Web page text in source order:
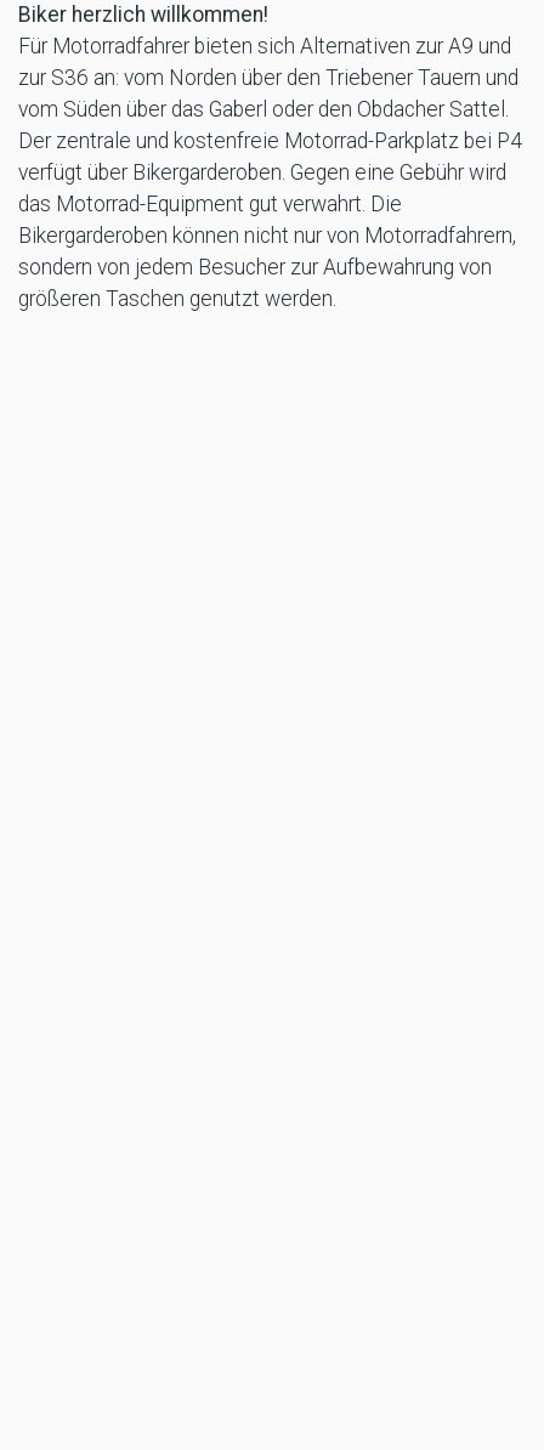
Biker herzlich willkommen!
Für Motorradfahrer bieten sich Alternativen zur A9 und
zur S36 an: vom Norden über den Triebener Tauern und
vom Süden über das Gaberl oder den Obdacher Sattel.
Der zentrale und kostenfreie Motorrad-Parkplatz bei P4
verfügt über Bikergarderoben. Gegen eine Gebühr wird
das Motorrad-Equipment gut verwahrt. Die
Bikergarderoben können nicht nur von Motorradfahrern,
sondern von jedem Besucher zur Aufbewahrung von
größeren Taschen genutzt werden.